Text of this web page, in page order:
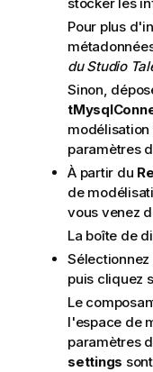
Pour plus
du Studio
Sinon,
paramètres
À partir du
de
vous venez
La boîte de
puis cliquez
Le
l'espace de
paramètres
settings